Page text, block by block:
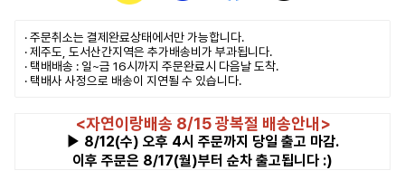
· 주문취소는 결제완료상태에서만 가능합니다.
· 제주도, 도서산간지역은 추가배송비가 부과됩니다.
· 택배배송 : 일~금 16시까지 주문완료시 다음날 도착.
· 택배사 사정으로 배송이 지연될 수 있습니다.
<자연이랑배송 8/15 광복절 배송안내>
▶ 8/12(수) 오후 4시 주문까지 당일 출고 마감.
이후 주문은 8/17(월)부터 순차 출고됩니다 :)